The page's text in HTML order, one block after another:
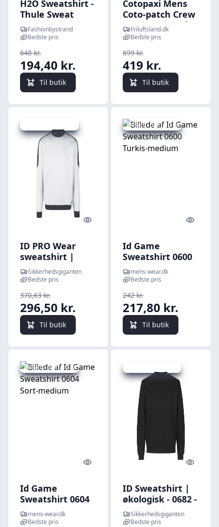
H2O Sweatshirt -
Thule Sweat
O'Neck - Army
Fashionbystrand
Bedste pris
648 kr.
194,40 kr.
Til butik
Cotopaxi Mens
Coto-patch Crew
Sweatshirt (Blå
(CARBON) X-
Friluftsland.dk
Bedste pris
699 kr.
419 kr.
Til butik
Quick look
ID PRO Wear
sweatshirt |
kontrast - Hvid /
S | | |
Sikkerhedsgiganten
Bedste pris
370,63 kr.
296,50 kr.
Til butik
Udsalg - spar 10 %
Quick
Id Game
Sweatshirt 0600
Turkis-medium
mens-wear.dk
Bedste pris
242 kr.
217,80 kr.
Til butik
Udsalg - spar 10 %
Quick look
Id Game
Sweatshirt 0604
Sort-medium
mens-wear.dk
Bedste pris
Quick
ID Sweatshirt |
økologisk - 0682 -
Sort / 3XL |
Sweatshirt |
Sikkerhedsgiganten
Bedste pris